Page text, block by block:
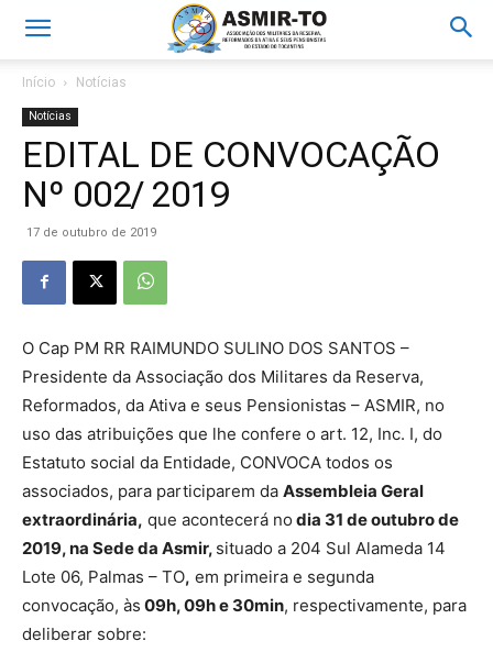
Início Notícias
Notícias
EDITAL DE CONVOCAÇÃO
Nº 002/ 2019
17 de outubro de 2019
O Cap PM RR RAIMUNDO SULINO DOS SANTOS –
Presidente da Associação dos Militares da Reserva,
Reformados, da Ativa e seus Pensionistas – ASMIR, no
uso das atribuições que lhe confere o art. 12, Inc. I, do
Estatuto social da Entidade, CONVOCA todos os
associados, para participarem da Assembleia Geral
extraordinária, que acontecerá no dia 31 de outubro de
2019, na Sede da Asmir, situado a 204 Sul Alameda 14
Lote 06, Palmas – TO, em primeira e segunda
convocação, às 09h, 09h e 30min, respectivamente, para
deliberar sobre: